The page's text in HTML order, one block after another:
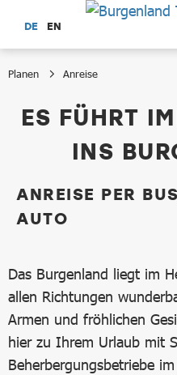
Zum Hauptinhalt springen
DE EN
Planen Anreise
AnreiseES FÜHRT
INS
ANREISE PER
AUTO
Das Burgenland liegt im
allen Richtungen
Armen und fröhlichen
hier zu Ihrem Urlaub mit
Beherbergungsbetriebe